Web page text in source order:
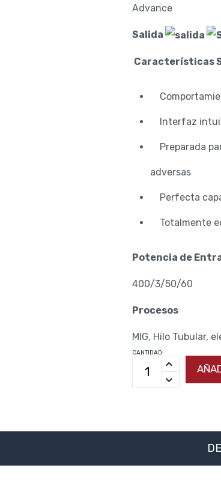
Advance
Salida
Características
Interfaz
Preparada
adversas
Perfecta
Totalmente
Potencia de
400/3/50/60
Procesos
MIG, Hilo Tubular,
CANTIDAD: